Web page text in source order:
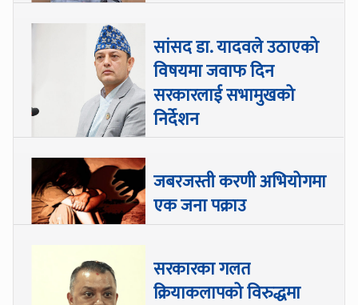
सांसद डा‍‍. यादवले उठाएको
विषयमा जवाफ दिन
सरकारलाई सभामुखको
निर्देशन
जबरजस्ती करणी अभियोगमा
एक जना पक्राउ
सरकारका गलत
क्रियाकलापको विरुद्धमा